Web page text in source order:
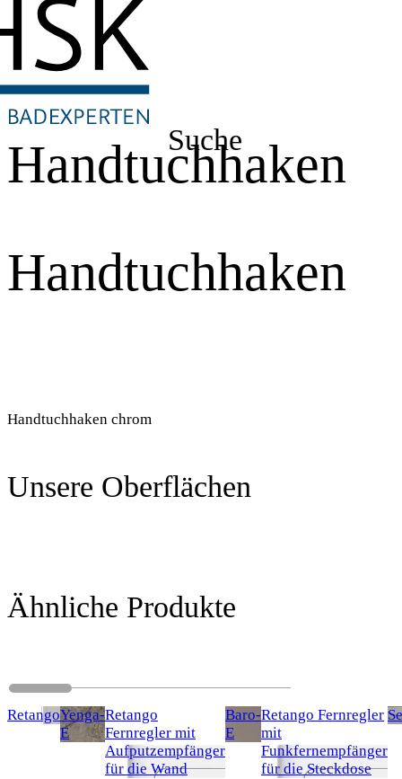
Suche
Handtuchhaken
Handtuchhaken
Handtuchhaken chrom
Unsere Oberflächen
Ähnliche Produkte
RetangoYenga-
E
Retango
Fernregler mit
Aufputzempfänger
für die Wand
Baro-
E
Retango Fernregler
mit
Funkfernempfänger
für die Steckdose